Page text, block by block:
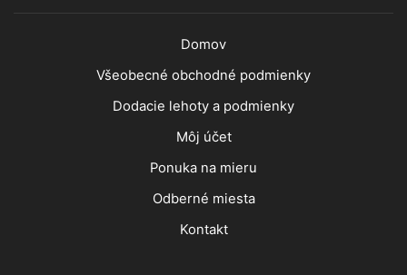
Domov
Všeobecné obchodné podmienky
Dodacie lehoty a podmienky
Môj účet
Ponuka na mieru
Odberné miesta
Kontakt